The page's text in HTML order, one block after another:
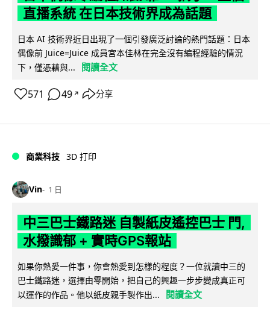
直播系統 在日本技術界成為話題
日本 AI 技術界近日出現了一個引發廣泛討論的熱門話題：日本
偶像前 Juice=Juice 成員宮本佳林在完全沒有編程經驗的情況
下，僅憑藉與...
閱讀全文
571 49 ↗ 分享
商業科技 3D 打印
Vin 1 日
中三巴士鐵路迷 自製紙皮遙控巴士 門,
水撥識郁 + 實時GPS報站
如果你熱愛一件事，你會熱愛到怎樣的程度？一位就讀中三的
巴士鐵路迷，選擇由零開始，把自己的興趣一步步變成真正可
以運作的作品。他以紙皮親手製作出...
閱讀全文